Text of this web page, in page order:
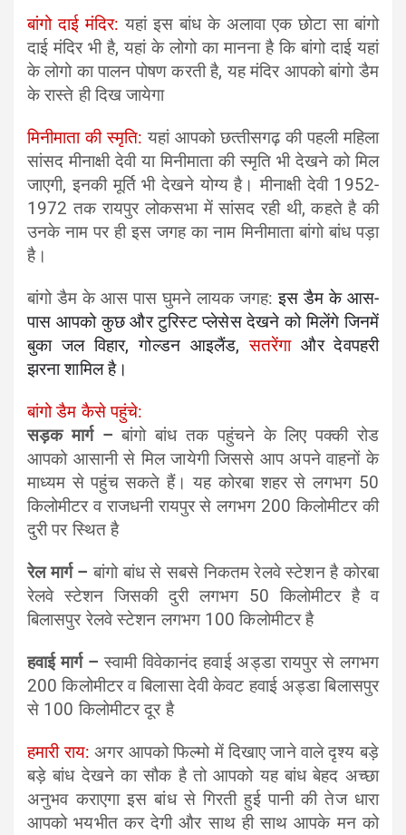
बांगो दाई मंदिर:यहां इस बांध के अलावा एक छोटा सा बांगो
दाई मंदिर भी है, यहां के लोगो का मानना है कि बांगो दाई यहां
के लोगो का पालन पोषण करती है, यह मंदिर आपको बांगो डैम
के रास्‍ते ही दिख जायेगा
मिनीमाता की स्‍मृति:यहां आपको छत्‍तीसगढ़ की पहली महिला
सांसद मीनाक्षी देवी या मिनीमाता की स्‍मृति भी देखने को मिल
जाएगी, इनकी मूर्ति भी देखने योग्य है। मीनाक्षी देवी 1952-
1972 तक रायपुर लोकसभा में सांसद रही थी, कहते है की
उनके नाम पर ही इस जगह का नाम मिनीमाता बांगो बांध पड़ा
है।
बांगो डैम के आस पास घुमने लायकजगह:इस डैम के आस-
पास आपको कुछ और टुरिस्‍ट प्‍लेसेस देखने को मिलेंगे जिनमें
बुका जल विहार, गोल्‍डन आइलैंड,सतरेंगाऔर देवपहरी
झरना शामिल है।
बांगो डैम कैसे पहुंचे:
सड़क मार्ग –बांगो बांध तक पहुंचने के लिए पक्की रोड
आपको आसानी से मिल जायेगी जिससे आप अपने वाहनों के
माध्यम से पहुंच सकते हैं। यह कोरबा शहर से लगभग 50
किलोमीटर व राजधनी रायपुर से लगभग 200 किलोमीटर की
दुरी पर स्थित है
रेल मार्ग – बांगो बांध से सबसे निकतम रेलवे स्टेशन है कोरबा
रेलवे स्टेशन जिसकी दुरी लगभग 50 किलोमीटर है व
बिलासपुर रेलवे स्टेशन लगभग 100 किलोमीटर है
हवाई मार्ग –स्वामी विवेकानंद हवाई अड्डा रायपुर से लगभग
200 किलोमीटर व बिलासा देवी केवट हवाई अड्डा बिलासपुर
से 100 किलोमीटर दूर है
हमारी राय:अगर आपको फिल्मो में दिखाए जाने वाले दृश्य बड़े
बड़े बांध देखने का सौक है तो आपको यह बांध बेहद अच्छा
अनुभव कराएगा इस बांध से गिरती हुई पानी की तेज धारा
आपको भयभीत कर देगी और साथ ही साथ आपके मन को